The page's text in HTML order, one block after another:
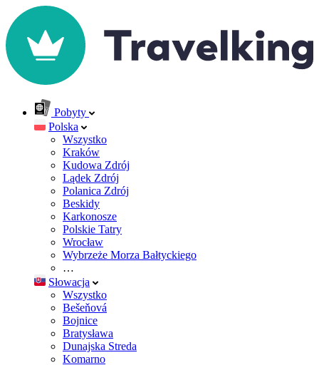
Pobyty
Polska
Wszystko
Kraków
Kudowa Zdrój
Lądek Zdrój
Polanica Zdrój
Beskidy
Karkonosze
Polskie Tatry
Wrocław
Wybrzeże Morza Bałtyckiego
…
Słowacja
Wszystko
Bešeňová
Bojnice
Bratysława
Dunajska Streda
Komarno